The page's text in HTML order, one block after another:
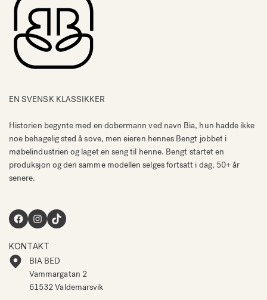
EN SVENSK KLASSIKKER
Historien begynte med en dobermann ved navn Bia, hun hadde ikke
noe behagelig sted å sove, men eieren hennes Bengt jobbet i
møbelindustrien og laget en seng til henne. Bengt startet en
produksjon og den samme modellen selges fortsatt i dag, 50+ år
senere.
Facebook Instagram TikTok
KONTAKT
BIA BED
Vammargatan 2
61532 Valdemarsvik